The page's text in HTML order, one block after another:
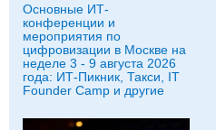
Основные ИТ-
конференции и
мероприятия по
цифровизации в Москве на
неделе 3 - 9 августа 2026
года: ИТ-Пикник, Такси, IT
Founder Camp и другие